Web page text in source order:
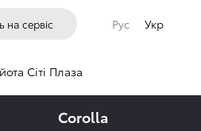
на сервіс Рус Укр
Сіті Плаза
Corolla